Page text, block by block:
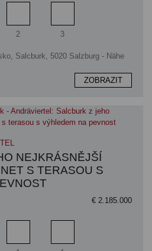
Koupelna
2
Ložnice
3
Salcburk, 5020 Salzburg - Nähe
ZOBRAZIT
NEJKRÁSNĚJŠÍ
S TERASOU S
€ 2.185.000
Koupelna
Ložnice